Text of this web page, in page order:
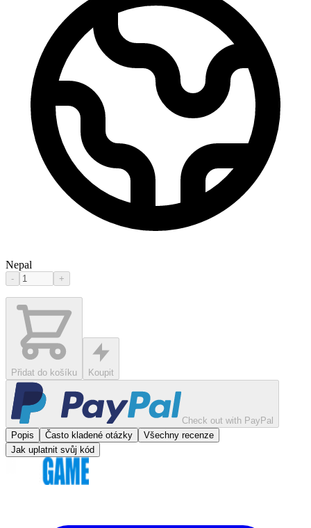
Nepal
- +
Přidat do košíku Koupit
Check out with PayPal
Popis
Často kladené otázky
Všechny recenze
Jak uplatnit svůj kód